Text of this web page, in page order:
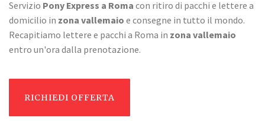
Servizio Pony Express a Roma con ritiro di pacchi e lettere a
domicilio in zona vallemaio e consegne in tutto il mondo.
Recapitiamo lettere e pacchi a Roma in zona vallemaio
entro un'ora dalla prenotazione.
RICHIEDI OFFERTA